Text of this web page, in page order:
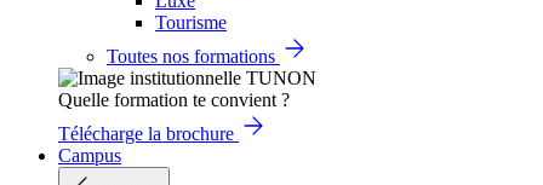
Tourisme
Toutes nos formations
Quelle formation te convient ?
Télécharge la brochure
Campus